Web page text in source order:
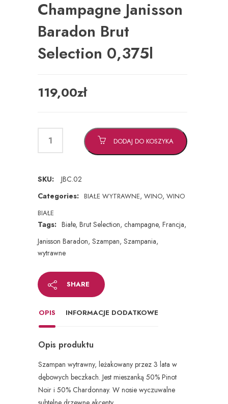
Champagne Janisson
Baradon Brut
Selection 0,375l
119,00zł
DODAJ DO KOSZYKA
SKU:
JBC.02
Categories: BIAŁE WYTRAWNE, WINO, WINO
BIAŁE
Tags: Białe, Brut Selection, champagne, Francja,
Janisson Baradon, Szampan, Szampania,
wytrawne
SHARE
OPIS INFORMACJE DODATKOWE
Opis produktu
Szampan wytrawny, leżakowany przez 3 lata w
dębowych beczkach. Jest mieszanką 50% Pinot
Noir i 50% Chardonnay. W nosie wyczuwalne